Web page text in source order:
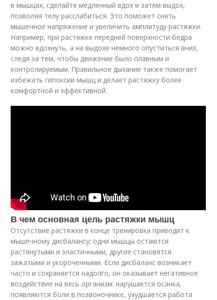
в мышцах, сделайте медленный вдох и затем выдох,
позволяя телу расслабиться. Это поможет снять
мышечное напряжение и увеличить амплитуду растяжки.
Например, при растяжке передней поверхности бедра
можно вдохнуть, а на выдохе немного опуститься вниз,
следя за тем, чтобы движение было плавным и
контролируемым. Правильное дыхание также помогает
избежать гипоксии мышц и делает растяжку более
комфортной и эффективной.
В чем основная цель растяжки мышц
Отсутствие растяжки в конце тренировки приводит к
мышечному дисбалансу: одни мышцы остаются
растянутыми и эластичными, другие становятся
зажатыми и укороченными. Если дисбаланс возникает
часто и сохраняется надолго, он оказывает негативное
воздействие на весь организм: нарушается осанка,
появляются боли в позвоночнике, ухудшается работа